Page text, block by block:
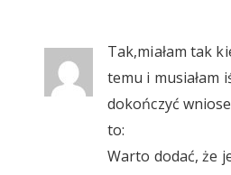
Tak,miałam tak
temu i musiałam
dokończyć
to:
Warto dodać, że